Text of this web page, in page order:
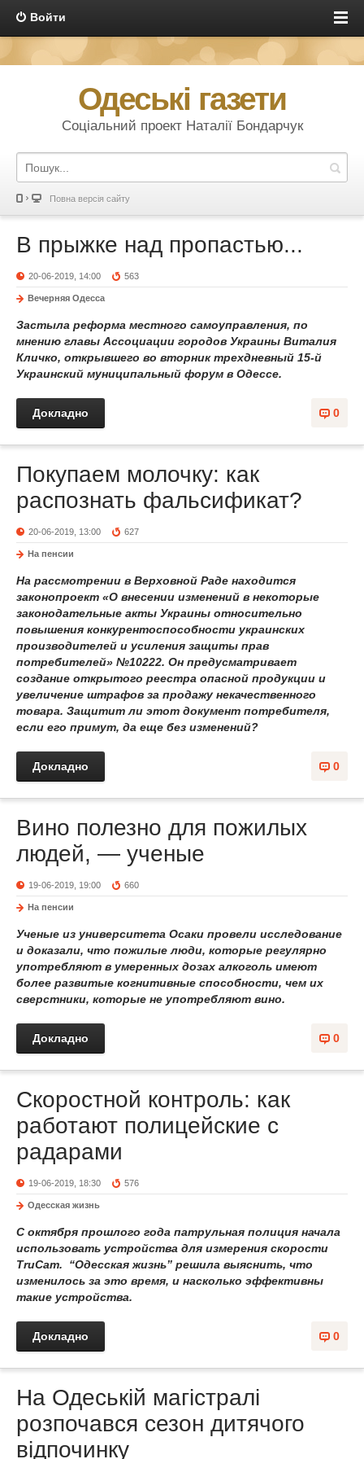
Войти
Одеські газети
Соціальний проект Наталії Бондарчук
Повна версія сайту
В прыжке над пропастью...
20-06-2019, 14:00 563
Вечерняя Одесса
Застыла реформа местного самоуправления, по
мнению главы Ассоциации городов Украины Виталия
Кличко, открывшего во вторник трехдневный 15-й
Украинский муниципальный форум в Одессе.
0
Докладно
Покупаем молочку: как
распознать фальсификат?
20-06-2019, 13:00 627
На пенсии
На рассмотрении в Верховной Раде находится
законопроект «О внесении изменений в некоторые
законодательные акты Украины относительно
повышения конкурентоспособности украинских
производителей и усиления защиты прав
потребителей» №10222. Он предусматривает
создание открытого реестра опасной продукции и
увеличение штрафов за продажу некачественного
товара. Защитит ли этот документ потребителя,
если его примут, да еще без изменений?
0
Докладно
Вино полезно для пожилых
людей, — ученые
19-06-2019, 19:00 660
На пенсии
Ученые из университета Осаки провели исследование
и доказали, что пожилые люди, которые регулярно
употребляют в умеренных дозах алкоголь имеют
более развитые когнитивные способности, чем их
сверстники, которые не употребляют вино.
0
Докладно
Скоростной контроль: как
работают полицейские с
радарами
19-06-2019, 18:30 576
Одесская жизнь
С октября прошлого года патрульная полиция начала
использовать устройства для измерения скорости
TruCam. “Одесская жизнь” решила выяснить, что
изменилось за это время, и насколько эффективны
такие устройства.
0
Докладно
На Одеській магістралі
розпочався сезон дитячого
відпочинку